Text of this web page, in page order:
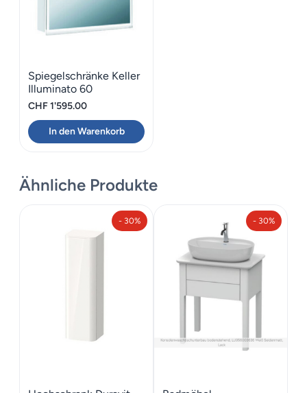
Spiegelschränke Keller
Illuminato 60
CHF1'595.00
In den Warenkorb
Ähnliche Produkte
- 30% - 30%